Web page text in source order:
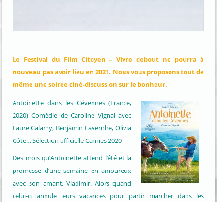
Le Festival du Film Citoyen – Vivre debout ne pourra à
nouveau pas avoir lieu en 2021. Nous vous proposons tout de
même une soirée ciné-discussion sur le bonheur.
Antoinette dans les Cévennes (France,
2020) Comédie de Caroline Vignal avec
Laure Calamy, Benjamin Lavernhe, Olivia
Côte… Sélection officielle Cannes 2020
Des mois qu’Antoinette attend l’été et la
promesse d’une semaine en amoureux
avec son amant, Vladimir. Alors quand
celui-ci annule leurs vacances pour partir marcher dans les